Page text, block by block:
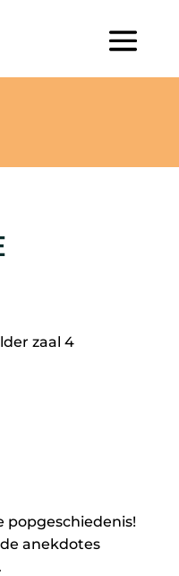
zaal 4
popgeschiedenis!
anekdotes